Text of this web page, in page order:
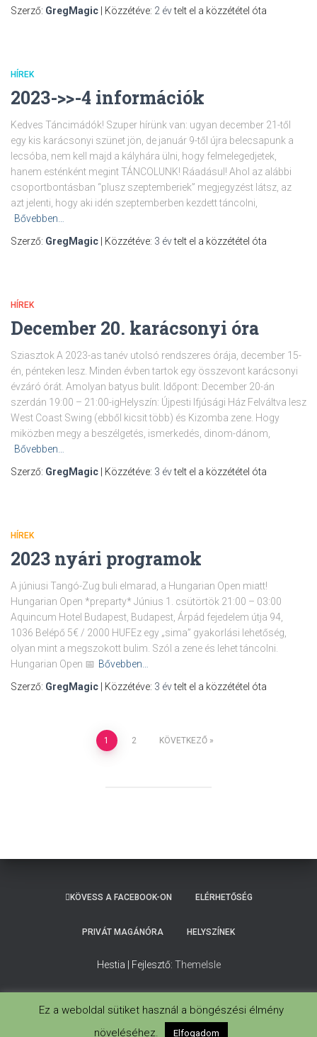
Szerző: GregMagic | Közzétéve: 2 évtelt el a közzététel óta
HÍREK
2023->>-4 információk
Kedves Táncimádók! Szuper hírünk van: ugyan december 21-től
egy kis karácsonyi szünet jön, de január 9-től újra belecsapunk a
lecsóba, nem kell majd a kályhára ülni, hogy felmelegedjetek,
hanem esténként megint TÁNCOLUNK! Ráadásul! Ahol az alábbi
csoportbontásban “plusz szeptemberiek” megjegyzést látsz, az
azt jelenti, hogy aki idén szeptemberben kezdett táncolni,
Bővebben…
Szerző: GregMagic | Közzétéve: 3 évtelt el a közzététel óta
HÍREK
December 20. karácsonyi óra
Sziasztok A 2023-as tanév utolsó rendszeres órája, december 15-
én, pénteken lesz. Minden évben tartok egy összevont karácsonyi
évzáró órát. Amolyan batyus bulit. Időpont: December 20-án
szerdán 19:00 – 21:00-igHelyszín: Újpesti Ifjúsági Ház Felváltva lesz
West Coast Swing (ebből kicsit több) és Kizomba zene. Hogy
miközben megy a beszélgetés, ismerkedés, dinom-dánom,
Bővebben…
Szerző: GregMagic | Közzétéve: 3 évtelt el a közzététel óta
HÍREK
2023 nyári programok
A júniusi Tangó-Zug buli elmarad, a Hungarian Open miatt!
Hungarian Open *preparty* Június 1. csütörtök 21:00 – 03:00
Aquincum Hotel Budapest, Budapest, Árpád fejedelem útja 94,
1036 Belépő 5€ / 2000 HUFEz egy „sima” gyakorlási lehetőség,
olyan mint a megszokott bulim. Szól a zene és lehet táncolni.
Hungarian Open 📅 Bővebben…
Szerző: GregMagic | Közzétéve: 3 évtelt el a közzététel óta
Bejegyzések
1 2 KÖVETKEZŐ
KÖVESS A FACEBOOK-ON ELÉRHETŐSÉG
PRIVÁT MAGÁNÓRA HELYSZÍNEK
Hestia | Fejlesztő: ThemeIsle
Ez a weboldal sütiket használ a böngészési élmény
növeléséhez.
Elfogadom